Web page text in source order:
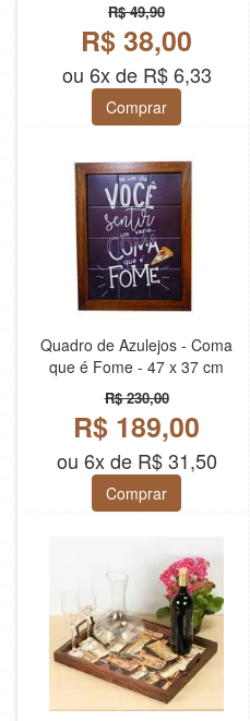
R$ 49,90
R$ 38,00
ou 6x de R$ 6,33
Comprar
Quadro de Azulejos - Coma
que é Fome - 47 x 37 cm
R$ 230,00
R$ 189,00
ou 6x de R$ 31,50
Comprar